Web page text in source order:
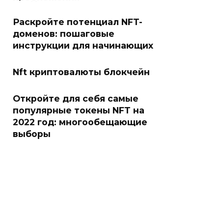
Раскройте потенциал NFT-
доменов: пошаговые
инструкции для начинающих
Nft криптовалюты блокчейн
Откройте для себя самые
популярные токены NFT на
2022 год: многообещающие
выборы